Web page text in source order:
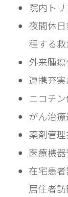
院内ト
夜間休
程する
連携充
がん治
薬剤管
医療機
在宅患
居住者